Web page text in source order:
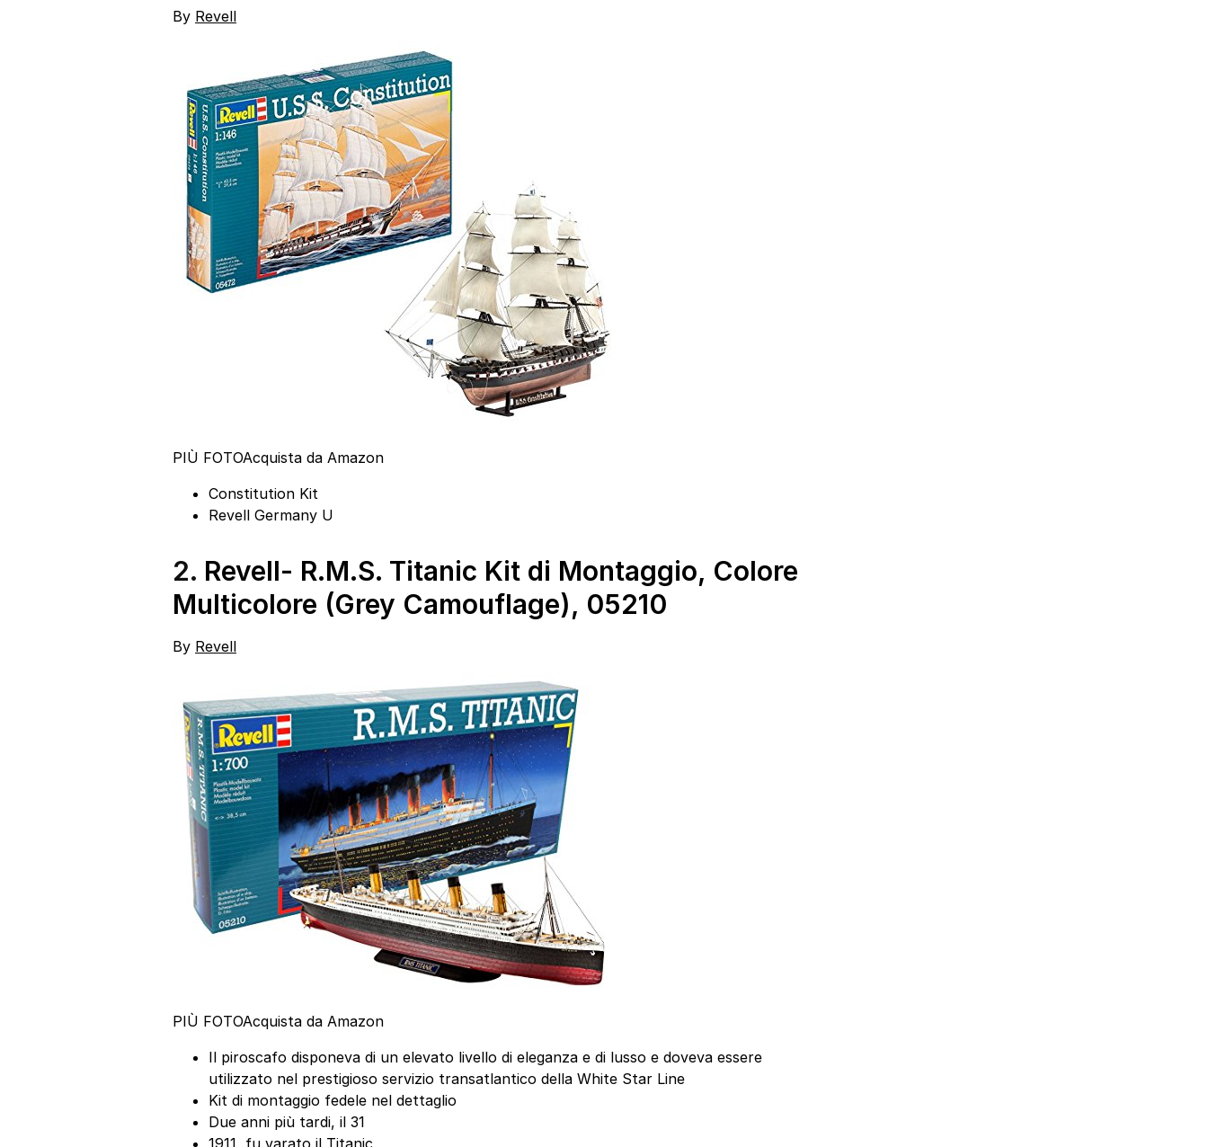
By Revell
PIÙ FOTOAcquista da Amazon
Constitution Kit
Revell Germany U
2. Revell- R.M.S. Titanic Kit di Montaggio, Colore
Multicolore (Grey Camouflage), 05210
By Revell
PIÙ FOTOAcquista da Amazon
Il piroscafo disponeva di un elevato livello di eleganza e di lusso e doveva essere
utilizzato nel prestigioso servizio transatlantico della White Star Line
Kit di montaggio fedele nel dettaglio
Due anni più tardi, il 31